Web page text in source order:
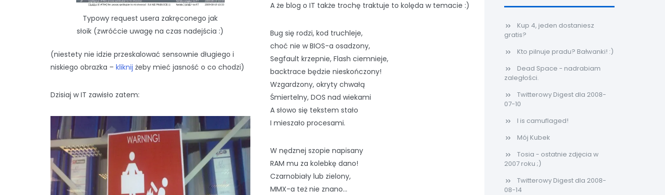
Typowy request usera zakręconego jak
słoik (zwróćcie uwagę na czas nadejścia :)
(niestety nie idzie przeskalować sensownie długiego i
niskiego obrazka – kliknij żeby mieć jasność o co chodzi)
Dzisiaj w IT zawisło zatem:
A że blog o IT także trochę traktuje to kolęda w temacie :)
Bug się rodzi, kod truchleje,
choć nie w BIOS-a osadzony,
Segfault krzepnie, Flash ciemnieje,
backtrace będzie nieskończony!
Wzgardzony, okryty chwałą
Śmiertelny, DOS nad wiekami
A słowo się tekstem stało
I mieszało procesami.
W nędznej szopie napisany
RAM mu za kolebkę dano!
Czarnobiały lub zielony,
MMX-a też nie znano…
Kup 4, jeden dostaniesz
gratis?
Kto pilnuje pradu? Bałwanki! :)
Dead Space - nadrabiam
zaległości.
Twitterowy Digest dla 2008-
07-10
I is camuflaged!
Mój Kubek
Tosia - ostatnie zdjęcia w
2007 roku ;)
Twitterowy Digest dla 2008-
08-14